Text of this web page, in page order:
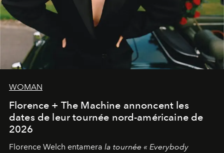
WOMAN
Florence + The Machine annoncent les
dates de leur tournée nord-américaine de
2026
Florence Welch entamera la tournée « Everybody